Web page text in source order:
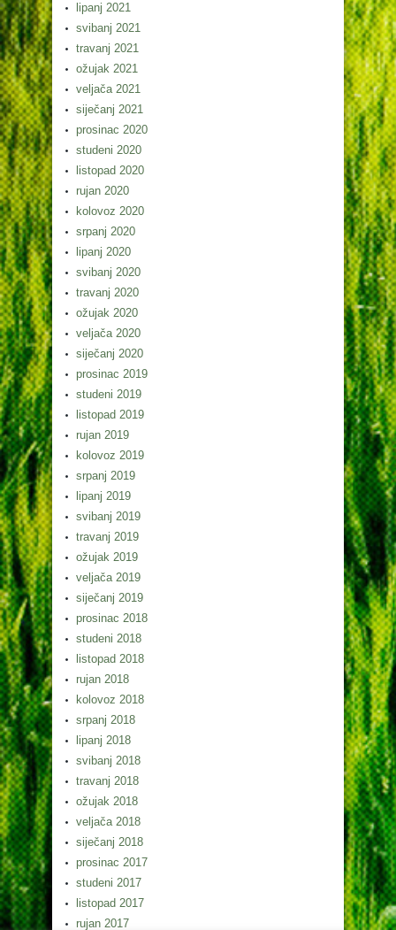
lipanj 2021
svibanj 2021
travanj 2021
ožujak 2021
veljača 2021
siječanj 2021
prosinac 2020
studeni 2020
listopad 2020
rujan 2020
kolovoz 2020
srpanj 2020
lipanj 2020
svibanj 2020
travanj 2020
ožujak 2020
veljača 2020
siječanj 2020
prosinac 2019
studeni 2019
listopad 2019
rujan 2019
kolovoz 2019
srpanj 2019
lipanj 2019
svibanj 2019
travanj 2019
ožujak 2019
veljača 2019
siječanj 2019
prosinac 2018
studeni 2018
listopad 2018
rujan 2018
kolovoz 2018
srpanj 2018
lipanj 2018
svibanj 2018
travanj 2018
ožujak 2018
veljača 2018
siječanj 2018
prosinac 2017
studeni 2017
listopad 2017
rujan 2017